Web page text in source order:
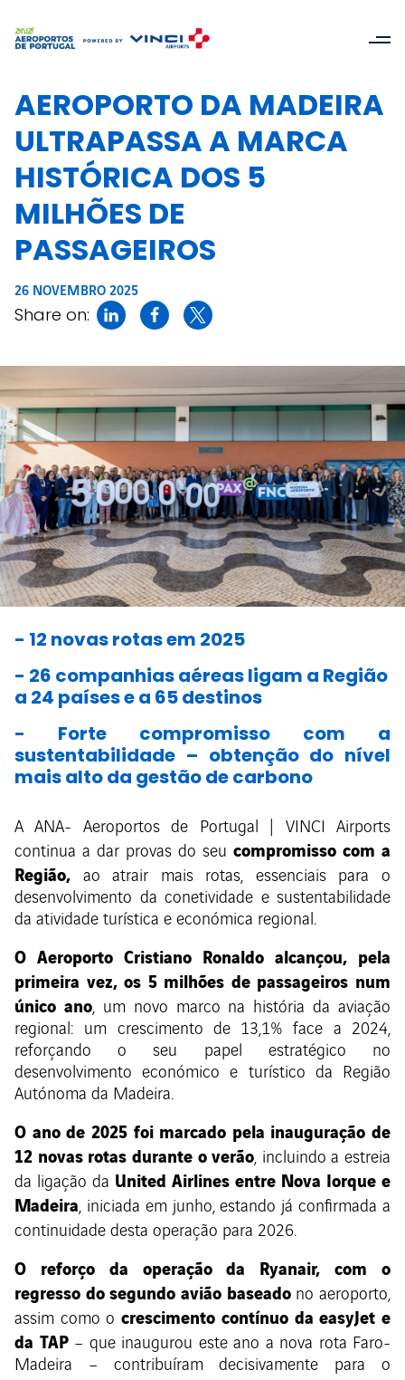
AEROPORTO DA MADEIRA
ULTRAPASSA A MARCA
HISTÓRICA DOS 5
MILHÕES DE
PASSAGEIROS
26 NOVEMBRO 2025
Share on:
- 12 novas rotas em 2025
- 26 companhias aéreas ligam a Região
a 24 países e a 65 destinos
- Forte compromisso com a
sustentabilidade – obtenção do nível
mais alto da gestão de carbono
A ANA- Aeroportos de Portugal | VINCI Airports
continua a dar provas do seu compromisso com a
Região, ao atrair mais rotas, essenciais para o
desenvolvimento da conetividade e sustentabilidade
da atividade turística e económica regional.
O Aeroporto Cristiano Ronaldo alcançou, pela
primeira vez, os 5 milhões de passageiros num
único ano, um novo marco na história da aviação
regional: um crescimento de 13,1% face a 2024,
reforçando o seu papel estratégico no
desenvolvimento económico e turístico da Região
Autónoma da Madeira.
O ano de 2025 foi marcado pela inauguração de
12 novas rotas durante o verão, incluindo a estreia
da ligação da United Airlines entre Nova Iorque e
Madeira, iniciada em junho, estando já confirmada a
continuidade desta operação para 2026.
O reforço da operação da Ryanair, com o
regresso do segundo avião baseadono aeroporto,
assim como ocrescimento contínuo da easyJet e
da TAP– que inaugurou este ano a nova rota Faro-
Madeira – contribuíram decisivamente para o